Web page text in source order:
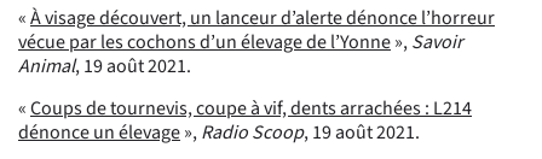
«À visage découvert, un lanceur d’alerte dénonce l’horreur
vécue par les cochons d’un élevage de l’Yonne»,Savoir
Animal, 19 août 2021.
«Coups de tournevis, coupe à vif, dents arrachées : L214
dénonce un élevage»,Radio Scoop, 19 août 2021.